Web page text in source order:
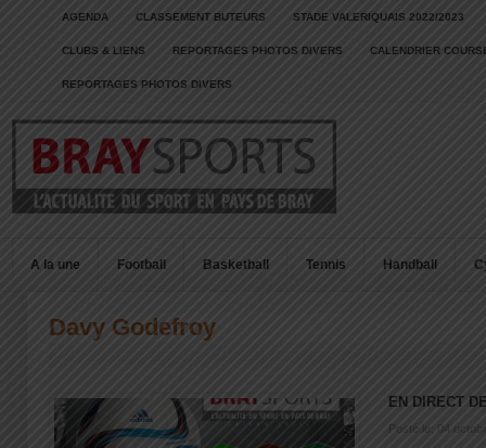
AGENDA CLASSEMENT BUTEURS STADE VALERIQUAIS 2022/2023
CLUBS & LIENS REPORTAGES PHOTOS DIVERS CALENDRIER
REPORTAGES PHOTOS DIVERS
A la une Football Basketball Tennis Handball
Davy Godefroy
EN DIRECT
Posté le: 04